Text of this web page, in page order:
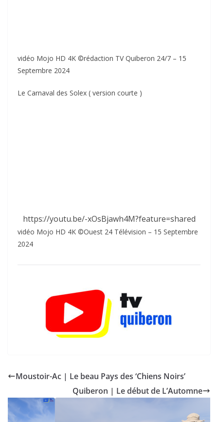
vidéo Mojo HD 4K ©rédaction TV Quiberon 24/7 – 15
Septembre 2024
Le Carnaval des Solex ( version courte )
https://youtu.be/-xOsBjawh4M?feature=shared
vidéo Mojo HD 4K ©Ouest 24 Télévision – 15 Septembre
2024
Moustoir-Ac | Le beau Pays des ‘Chiens Noirs’
Quiberon | Le début de L’Automne